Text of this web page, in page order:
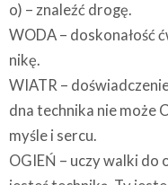
o) – znaleźć drogę.
WODA – doskonałość
nikę.
WIATR –
dna technika nie może
myśle i sercu.
OGIEŃ – uczy walki do